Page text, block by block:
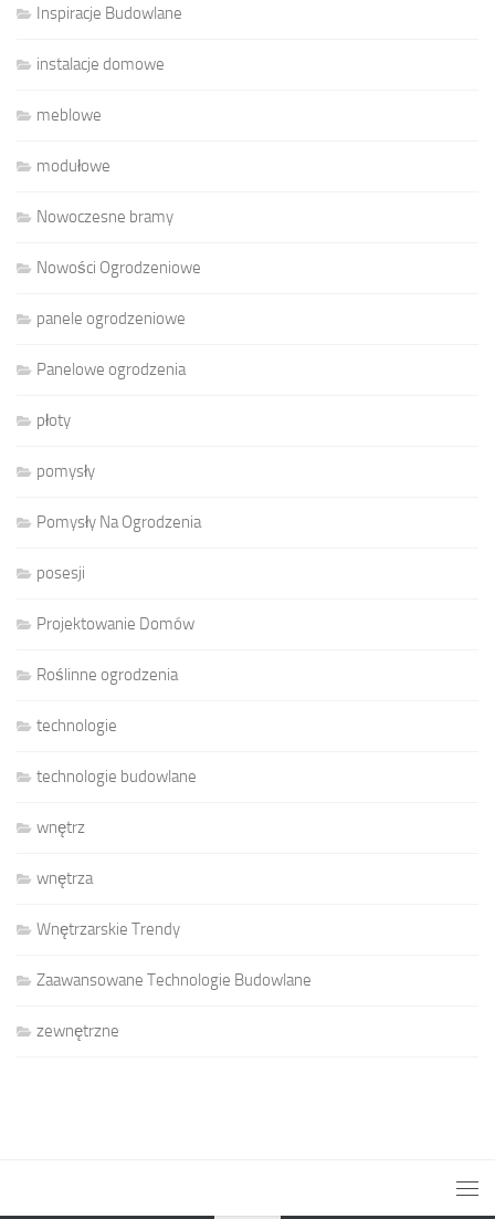
Inspiracje Budowlane
instalacje domowe
meblowe
modułowe
Nowoczesne bramy
Nowości Ogrodzeniowe
panele ogrodzeniowe
Panelowe ogrodzenia
płoty
pomysły
Pomysły Na Ogrodzenia
posesji
Projektowanie Domów
Roślinne ogrodzenia
technologie
technologie budowlane
wnętrz
wnętrza
Wnętrzarskie Trendy
Zaawansowane Technologie Budowlane
zewnętrzne